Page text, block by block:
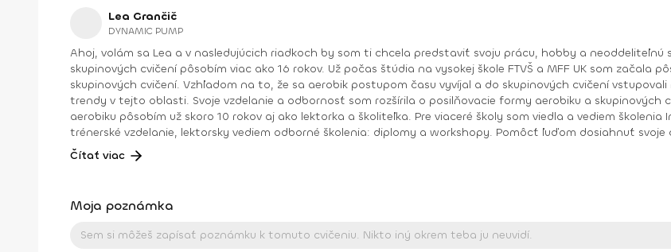
Lea Grančič
DYNAMIC PUMP
Ahoj, volám sa Lea a v nasledujúcich riadkoch by som ti chcela predstaviť svoju prácu, hobby a neoddeliteľnú súčasť života v jednom. Ako lektorka a prezentérka
skupinových cvičení pôsobím viac ako 16 rokov. Už počas štúdia na vysokej škole FTVŠ a MFF UK som
skupinových cvičení. Vzhľadom na to, že sa aerobik postupom času vyvíjal a do skupinových cvičení vstupovali nové momenty, zväčšoval sa i môj záujem o novinky a
trendy v tejto oblasti. Svoje vzdelanie a odbornosť som rozšírila o posilňovacie formy aerobiku a skupinových cvičení a
aerobiku pôsobím už skoro 10 rokov aj ako lektorka a školiteľka. Pre viaceré školy som viedla a vediem
trénerské vzdelanie, lektorsky vediem odborné školenia: diplomy a workshopy. Pomôcť ľuďom dosiahnuť svoje ciele, prekonať samého seba, prežiť pocit „dokázal som
to“... to sú momenty, ktoré sú pre mňa nenahraditeľné. Dosiahnuté vzdelanie: Inštruktor IFAA Licencia A Inštruktor 1. triedy aerobiku SZRTVS Step diplom, Body work
Čítať viac
Moja poznámka